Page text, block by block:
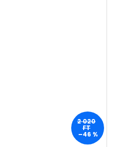
2 020
FT
–46 %